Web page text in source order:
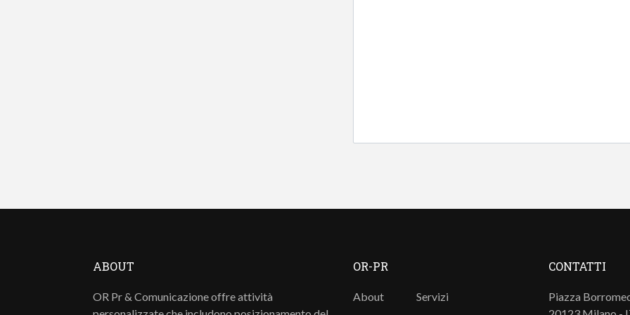
ABOUT
OR Pr & Comunicazione offre attività
OR-PR
About Servizi
CONTATTI
Piazza